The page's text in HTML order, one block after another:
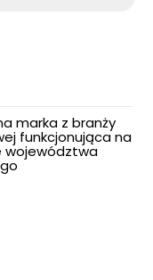
marka z branży
funkcjonująca na
województwa